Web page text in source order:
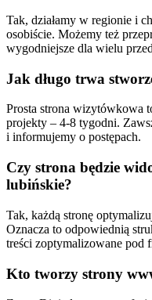
Tak, działamy w regionie i
osobiście. Możemy też
wygodniejsze dla wielu
Jak długo trwa
Prosta strona wizytówkowa
projekty – 4-8 tygodni.
i informujemy o postępach.
Czy strona będzie
lubińskie?
Tak, każdą stronę
Oznacza to odpowiednią
treści zoptymalizowane pod
Kto tworzy strony